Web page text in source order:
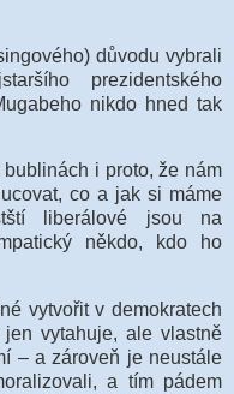
důvodu vybrali
prezidentského
nikdo hned tak
i proto, že nám
co a jak si máme
liberálové jsou na
někdo, kdo ho
vytvořit v demokratech
vytahuje, ale vlastně
– a zároveň je neustále
a tím pádem